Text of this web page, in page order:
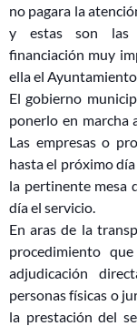
no pagara la
y estas son las
financiación muy
ella el
El gobierno
ponerlo en marcha
Las empresas o
hasta el próximo
la pertinente mesa
día el servicio.
En aras de la
procedimiento
adjudicación
personas físicas o
la prestación del